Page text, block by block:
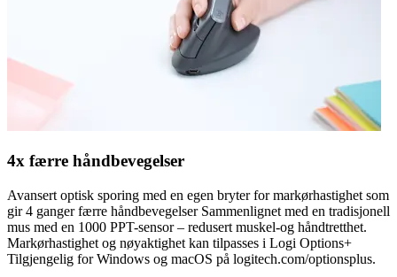
4x færre håndbevegelser
Avansert optisk sporing med en egen bryter for markørhastighet som
gir 4 ganger færre håndbevegelser Sammenlignet med en tradisjonell
mus med en 1000 PPT-sensor – redusert muskel-og håndtretthet.
Markørhastighet og nøyaktighet kan tilpasses i Logi Options+
Tilgjengelig for Windows og macOS på logitech.com/optionsplus.